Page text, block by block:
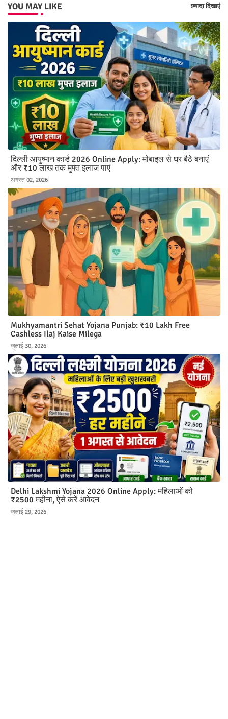
YOU MAY LIKE ज़्यादा दिखाएं
दिल्ली आयुष्मान कार्ड 2026 Online Apply: मोबाइल से घर बैठे बनाएं
और ₹10 लाख तक मुफ्त इलाज पाएं
अगस्त 02, 2026
Mukhyamantri Sehat Yojana Punjab: ₹10 Lakh Free
Cashless Ilaj Kaise Milega
जुलाई 30, 2026
Delhi Lakshmi Yojana 2026 Online Apply: महिलाओं को
₹2500 महीना, ऐसे करें आवेदन
जुलाई 29, 2026